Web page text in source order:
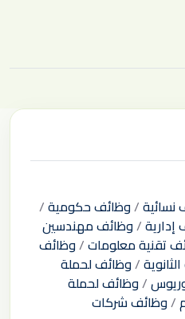
/وظائف حكومية/
/وظائف مهندسين
تقنية معلومات/وظائف
/وظائف لحملة
/وظائف لحملة
/وظائف شركات